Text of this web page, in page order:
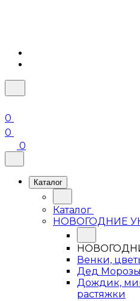
0
0
0
Каталог
Каталог
НОВОГОДНИЕ
Венки,
Дед
Дождик,
растяжки